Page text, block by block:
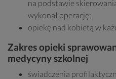
na podstawie
wykonał operację;
opiekę nad kobietą w
Zakres opieki
medycyny szkolnej
świadczenia